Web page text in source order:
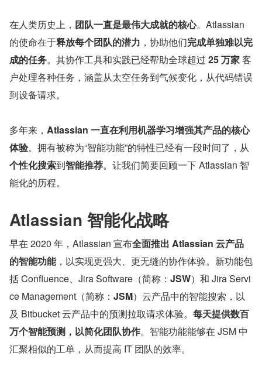
在人类历史上， 团队一直是最伟大成就的核心。Atlassian
的使命在于释放每个团队的潜力 ，协助他们完成单独难以完
成的任务。其协作工具和实践已经帮助全球超过 25 万家 客
户处理各种任务，涵盖从太空任务到气候变化，从代码错误
到设备请求。
多年来， Atlassian 一直在利用机器学习增强其产品的核心
体验。拥有被称为“智能功能”的特性已经有一段时间了，从
个性化搜索到智能推荐。让我们简要回顾一下 Atlassian 智
能化的历程。
Atlassian 智能化战略
早在 2020 年，Atlassian 宣布全面推出 Atlassian 云产品
的智能功能，以实现更强大、更无缝的协作体验。新功能包
括 Confluence、Jira Software（简称： JSW）和 Jira Servi
ce Management（简称： JSM）云产品中的智能搜索，以
及 Bitbucket 云产品中的预测拉取请求体验。 每天提供数百
万个智能预测，以简化团队协作。智能功能能够在 JSM 中
汇聚相似的工单，从而提高 IT 团队的效率。